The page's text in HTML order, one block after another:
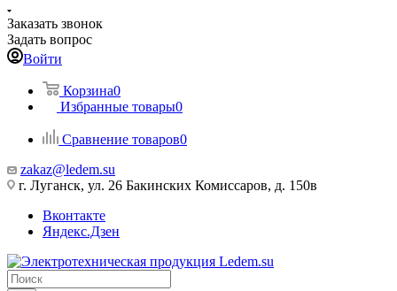
Заказать звонок
Задать вопрос
Войти
Корзина0
Избранные товары0
Сравнение товаров0
zakaz@ledem.su
г. Луганск, ул. 26 Бакинских Комиссаров, д. 150в
Вконтакте
Яндекс.Дзен